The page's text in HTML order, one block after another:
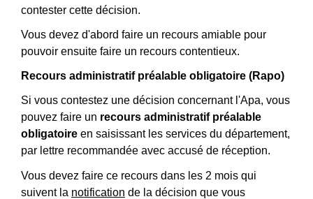
contester cette décision.
Vous devez d'abord faire un recours amiable pour
pouvoir ensuite faire un recours contentieux.
Recours administratif préalable obligatoire (Rapo)
Si vous contestez une décision concernant l'Apa, vous
pouvez faire un recours administratif préalable
obligatoire en saisissant les services du département,
par lettre recommandée avec accusé de réception.
Vous devez faire ce recours dans les 2 mois qui
suivent la notification de la décision que vous